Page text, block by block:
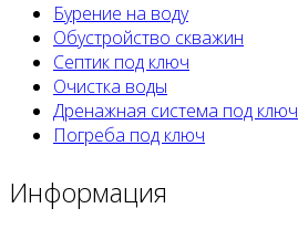
Бурение на воду
Обустройство скважин
Септик под ключ
Очистка воды
Дренажная система под ключ
Погреба под ключ
Информация